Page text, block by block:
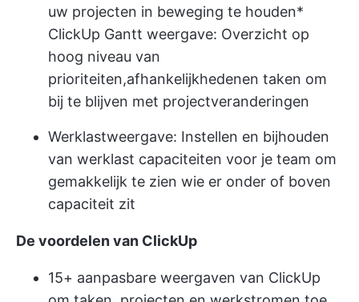
uw projecten in beweging te houden*
ClickUp Gantt weergave: Overzicht op
hoog niveau van
prioriteiten,afhankelijkhedenen taken om
bij te blijven met projectveranderingen
Werklastweergave: Instellen en bijhouden
van werklast capaciteiten voor je team om
gemakkelijk te zien wie er onder of boven
capaciteit zit
De voordelen van ClickUp
15+ aanpasbare weergaven van ClickUp